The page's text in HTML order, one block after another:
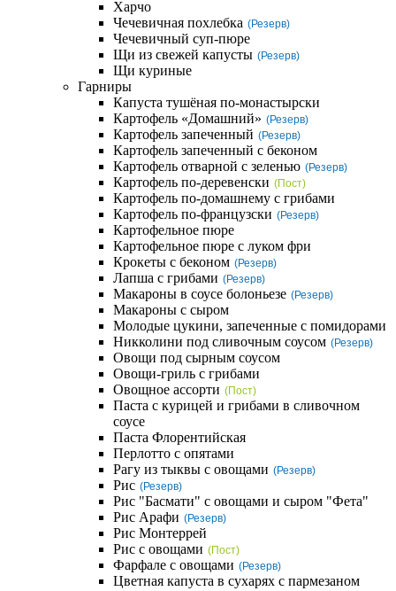
Харчо
Чечевичная похлебка (Резерв)
Чечевичный суп-пюре
Щи из свежей капусты (Резерв)
Щи куриные
Гарниры
Капуста тушёная по-монастырски
Картофель «Домашний» (Резерв)
Картофель запеченный (Резерв)
Картофель запеченный с беконом
Картофель отварной с зеленью (Резерв)
Картофель по-деревенски (Пост)
Картофель по-домашнему с грибами
Картофель по-французски (Резерв)
Картофельное пюре
Картофельное пюре с луком фри
Крокеты с беконом (Резерв)
Лапша с грибами (Резерв)
Макароны в соусе болоньезе (Резерв)
Макароны с сыром
Молодые цукини, запеченные с помидорами
Никколини под сливочным соусом (Резерв)
Овощи под сырным соусом
Овощи-гриль с грибами
Овощное ассорти (Пост)
Паста с курицей и грибами в сливочном
соусе
Паста Флорентийская
Перлотто с опятами
Рагу из тыквы с овощами (Резерв)
Рис (Резерв)
Рис "Басмати" с овощами и сыром "Фета"
Рис Арафи (Резерв)
Рис Монтеррей
Рис с овощами (Пост)
Фарфале с овощами (Резерв)
Цветная капуста в сухарях с пармезаном